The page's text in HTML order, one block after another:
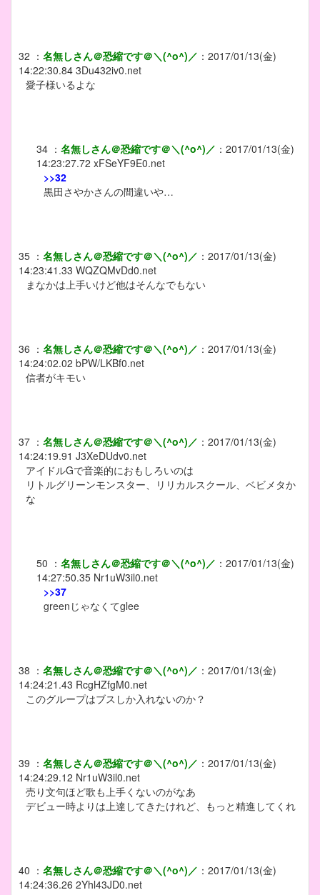
32 ： 名無しさん＠恐縮です＠＼(^o^)／ ： 2017/01/13(金)
14:22:30.84 3Du432iv0.net
愛子様いるよな
34 ： 名無しさん＠恐縮です＠＼(^o^)／ ： 2017/01/13(金)
14:23:27.72 xFSeYF9E0.net
>>32
黒田さやかさんの間違いや…
35 ： 名無しさん＠恐縮です＠＼(^o^)／ ： 2017/01/13(金)
14:23:41.33 WQZQMvDd0.net
まなかは上手いけど他はそんなでもない
36 ： 名無しさん＠恐縮です＠＼(^o^)／ ： 2017/01/13(金)
14:24:02.02 bPW/LKBf0.net
信者がキモい
37 ： 名無しさん＠恐縮です＠＼(^o^)／ ： 2017/01/13(金)
14:24:19.91 J3XeDUdv0.net
アイドルGで音楽的におもしろいのは
リトルグリーンモンスター、リリカルスクール、ベビメタか
な
50 ： 名無しさん＠恐縮です＠＼(^o^)／ ： 2017/01/13(金)
14:27:50.35 Nr1uW3il0.net
>>37
greenじゃなくてglee
38 ： 名無しさん＠恐縮です＠＼(^o^)／ ： 2017/01/13(金)
14:24:21.43 RcgHZfgM0.net
このグループはブスしか入れないのか？
39 ： 名無しさん＠恐縮です＠＼(^o^)／ ： 2017/01/13(金)
14:24:29.12 Nr1uW3il0.net
売り文句ほど歌も上手くないのがなあ
デビュー時よりは上達してきたけれど、もっと精進してくれ
40 ： 名無しさん＠恐縮です＠＼(^o^)／ ： 2017/01/13(金)
14:24:36.26 2Yhl43JD0.net